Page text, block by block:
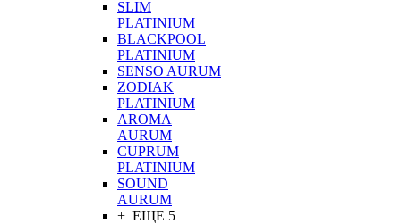
SLIM
PLATINIUM
BLACKPOOL
PLATINIUM
SENSO AURUM
ZODIAK
PLATINIUM
AROMA
AURUM
CUPRUM
PLATINIUM
SOUND
AURUM
+ ЕЩЕ 5